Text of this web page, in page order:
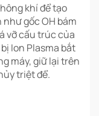
khí để tạo
gốc OH bám
vỡ cấu trúc của
Ion Plasma bắt
máy, giữ lại trên
triệt để.